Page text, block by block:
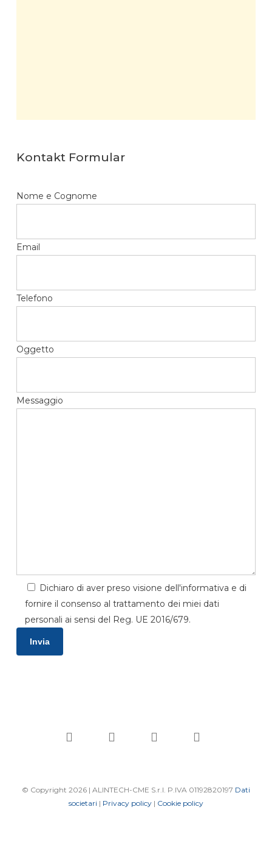
Kontakt Formular
Nome e Cognome
Email
Telefono
Oggetto
Messaggio
Dichiaro di aver preso visione dell'informativa e di
fornire il consenso al trattamento dei miei dati
personali ai sensi del Reg. UE 2016/679.
© Copyright 2026 | ALINTECH-CME S.r.l. P.IVA 01192820197 Dati
societari | Privacy policy | Cookie policy